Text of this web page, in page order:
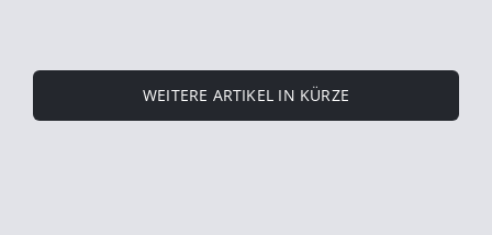
WEITERE ARTIKEL IN KÜRZE